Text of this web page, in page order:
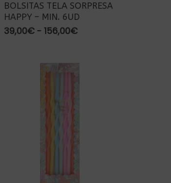
BOLSITAS TELA SORPRESA
HAPPY – MIN. 6UD
39,00€ - 156,00€Rango
desde